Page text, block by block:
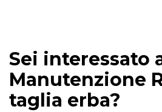
Sei interessato
Manutenzione
taglia erba?